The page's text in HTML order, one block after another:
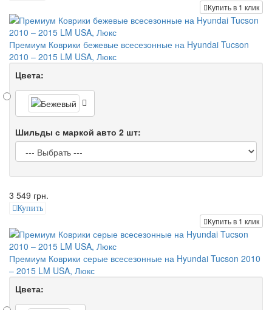
Купить в 1 клик
Премиум Коврики бежевые всесезонные на Hyundai Tucson
2010 – 2015 LM USA, Люкс
Цвета:
Шильды с маркой авто 2 шт:
3 549 грн.
Купить
Купить в 1 клик
Премиум Коврики серые всесезонные на Hyundai Tucson 2010
– 2015 LM USA, Люкс
Цвета: